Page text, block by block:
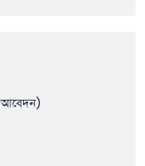
আবেদন)